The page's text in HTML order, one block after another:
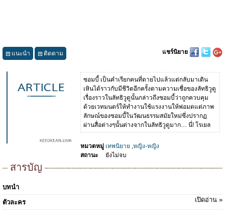
แนะนำ ติดตาม แชร์นิยาย
ซอมบี้ เป็นคำเรียกคนที่ตายไปแล้วแต่กลับมาเดิน
เหินได้ราวกับมีชีวิตอีกครั้งตามความเชื่อของลัทธิวูดู
เรื่องราวในลัทธิวูดูนั้นกล่าวถึงซอมบี้ว่าถูกควบคุม
ด้วยเวทมนตร์ให้ทำงานใช้แรงงานให้พ่อมดแต่ภาพ
ลักษณ์ของซอมบี้ในวัฒนธรรมสมัยใหม่ซึ่งปรากฏ
ผ่านสื่อต่างๆนั้นต่างจากในลัทธิวูดูมาก… นี่! โรเยล
หมวดหมู่ เทพนิยาย ,หญิง-หญิง
สถานะ
ยังไม่จบ
สารบัญ
บทนำ
ตัวละคร
เปิดอ่าน »